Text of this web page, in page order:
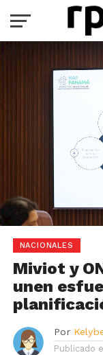
NACIONALES
Miviot y
unen
Por
Publicado el